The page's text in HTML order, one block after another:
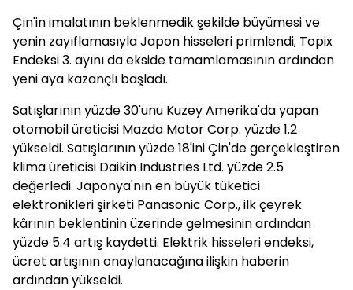
Çin'in imalatının beklenmedik şekilde büyümesi ve
yenin zayıflamasıyla Japon hisseleri primlendi; Topix
Endeksi 3. ayını da ekside tamamlamasının ardından
yeni aya kazançlı başladı.
Satışlarının yüzde 30'unu Kuzey Amerika'da yapan
otomobil üreticisi Mazda Motor Corp. yüzde 1.2
yükseldi. Satışlarının yüzde 18'ini Çin'de gerçekleştiren
klima üreticisi Daikin Industries Ltd. yüzde 2.5
değerledi. Japonya'nın en büyük tüketici
elektronikleri şirketi Panasonic Corp., ilk çeyrek
kârının beklentinin üzerinde gelmesinin ardından
yüzde 5.4 artış kaydetti. Elektrik hisseleri endeksi,
ücret artışının onaylanacağına ilişkin haberin
ardından yükseldi.